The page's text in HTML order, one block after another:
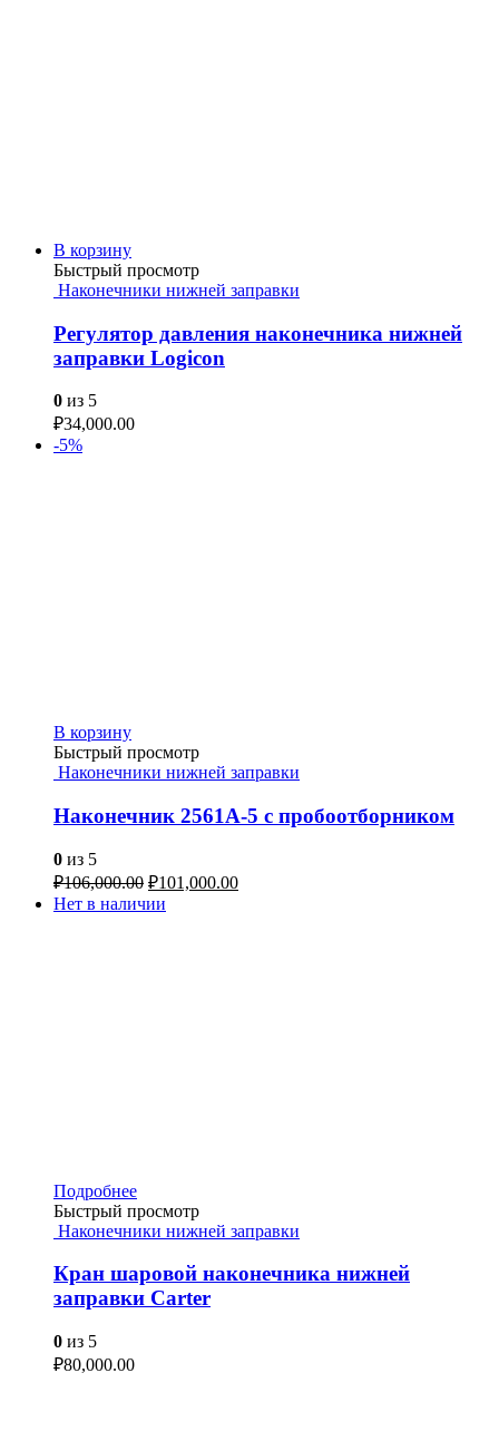
В корзину
Быстрый просмотр
Наконечники нижней заправки
Регулятор давления наконечника нижней
заправки Logicon
0 из 5
₽34,000.00
-5%
В корзину
Быстрый просмотр
Наконечники нижней заправки
Наконечник 2561А-5 с пробоотборником
0 из 5
₽106,000.00 ₽101,000.00
Нет в наличии
Подробнее
Быстрый просмотр
Наконечники нижней заправки
Кран шаровой наконечника нижней
заправки Carter
0 из 5
₽80,000.00